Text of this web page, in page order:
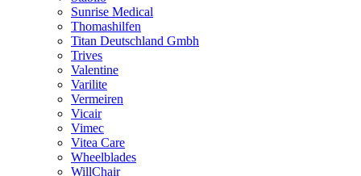
Sunrise Medical
Thomashilfen
Titan Deutschland Gmbh
Trives
Valentine
Varilite
Vermeiren
Vicair
Vimec
Vitea Care
Wheelblades
WillChair